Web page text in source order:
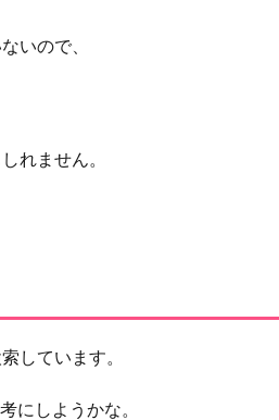
いので、
れません。
しています。
にしようかな。